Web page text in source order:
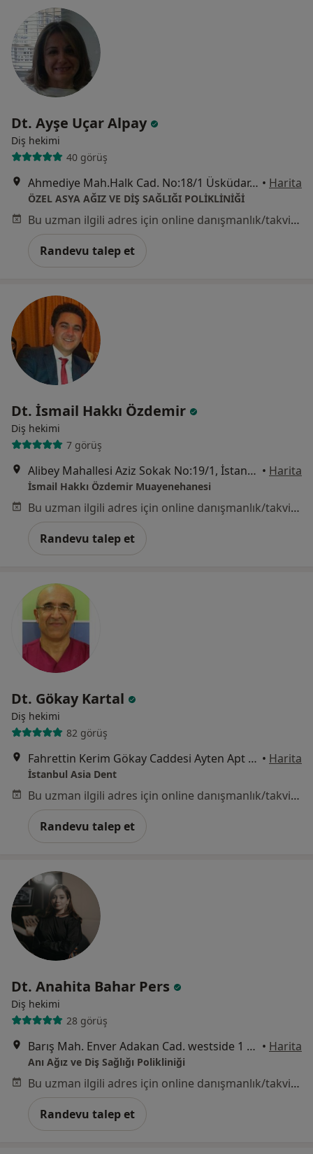
Dt. Ayşe Uçar Alpay
Diş hekimi
40 görüş
Ahmediye Mah.Halk Cad. No:18/1 Üsküdar, İstanbul • Harita
ÖZEL ASYA AĞIZ VE DİŞ SAĞLIĞI POLİKLİNİĞİ
Bu uzman ilgili adres için online danışmanlık/takvim sunmuyor.
Randevu talep et
Dt. İsmail Hakkı Özdemir
Diş hekimi
7 görüş
Alibey Mahallesi Aziz Sokak No:19/1, İstanbul • Harita
İsmail Hakkı Özdemir Muayenehanesi
Bu uzman ilgili adres için online danışmanlık/takvim sunmuyor.
Randevu talep et
Dt. Gökay Kartal
Diş hekimi
82 görüş
Fahrettin Kerim Gökay Caddesi Ayten Apt No:180 D 11 Göztepe, İstanbul • Harita
İstanbul Asia Dent
Bu uzman ilgili adres için online danışmanlık/takvim sunmuyor.
Randevu talep et
Dt. Anahita Bahar Pers
Diş hekimi
28 görüş
Barış Mah. Enver Adakan Cad. westside 1 Sitesi No :5/8, İstanbul • Harita
Anı Ağız ve Diş Sağlığı Polikliniği
Bu uzman ilgili adres için online danışmanlık/takvim sunmuyor.
Randevu talep et